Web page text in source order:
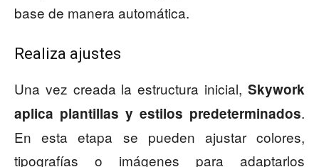
base de manera automática.
Realiza ajustes
Una vez creada la estructura inicial, Skywork
aplica plantillas y estilos predeterminados.
En esta etapa se pueden ajustar colores,
tipografías o imágenes para adaptarlos